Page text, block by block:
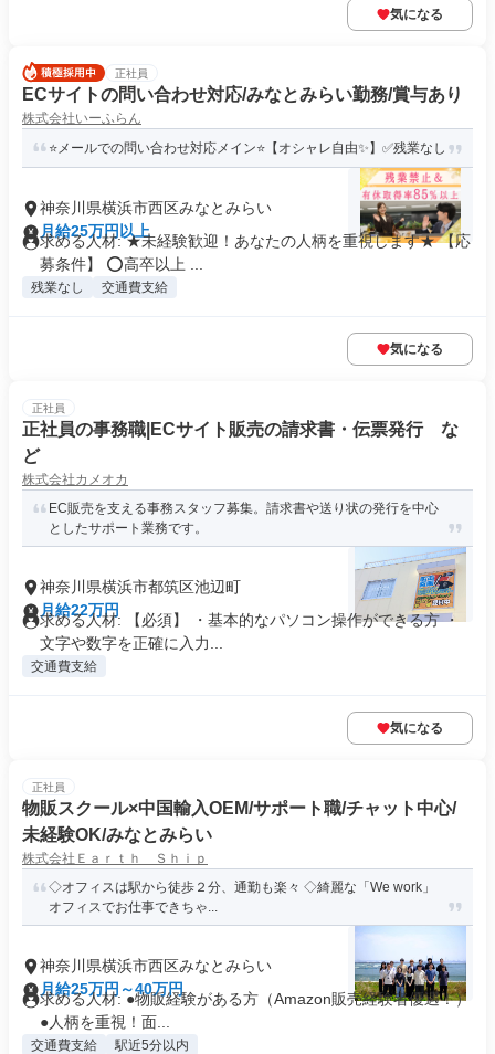
気になる
正社員
ECサイトの問い合わせ対応/みなとみらい勤務/賞与あり
株式会社いーふらん
⭐メールでの問い合わせ対応メイン⭐【オシャレ自由✨】✅残業なし
神奈川県横浜市西区みなとみらい
月給25万円以上
求める人材: ★未経験歓迎！あなたの人柄を重視します★ 【応
募条件】 ⭕高卒以上 ...
残業なし 交通費支給
気になる
正社員
正社員の事務職|ECサイト販売の請求書・伝票発行 な
ど
株式会社カメオカ
EC販売を支える事務スタッフ募集。請求書や送り状の発行を中心
としたサポート業務です。
神奈川県横浜市都筑区池辺町
月給22万円
求める人材: 【必須】 ・基本的なパソコン操作ができる方 ・
文字や数字を正確に入力...
交通費支給
気になる
正社員
物販スクール×中国輸入OEM/サポート職/チャット中心/
未経験OK/みなとみらい
株式会社Ｅａｒｔｈ Ｓｈｉｐ
◇オフィスは駅から徒歩２分、通勤も楽々 ◇綺麗な「We work」
オフィスでお仕事できちゃ...
神奈川県横浜市西区みなとみらい
月給25万円～40万円
求める人材: ●物販経験がある方（Amazon販売経験者優遇！）
●人柄を重視！面...
交通費支給 駅近5分以内